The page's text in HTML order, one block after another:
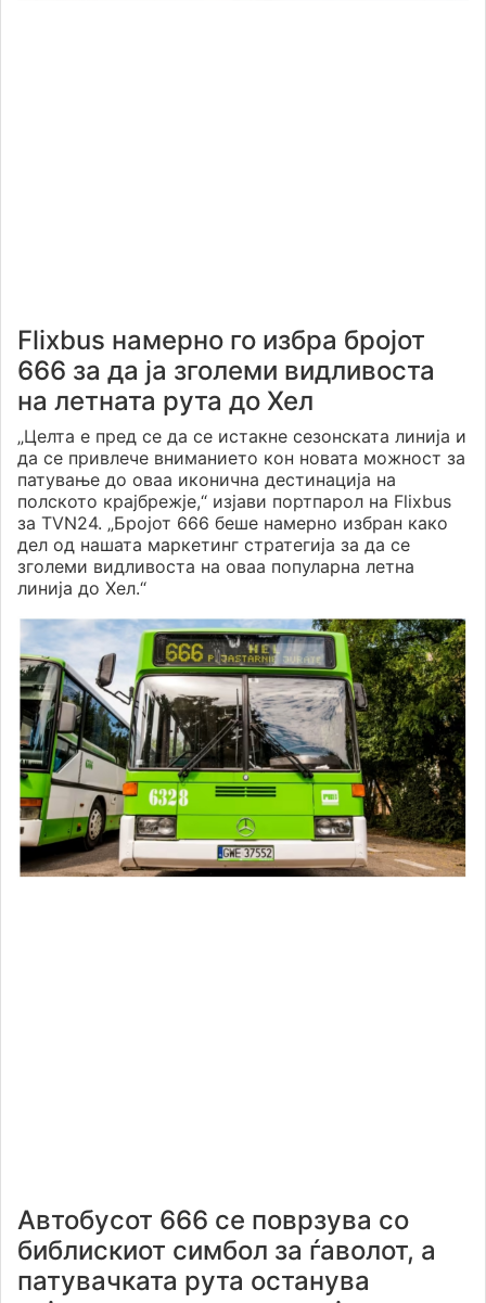
Flixbus намерно го избра бројот
666 за да ја зголеми видливоста
на летната рута до Хел
„Целта е пред се да се истакне сезонската линија и
да се привлече вниманието кон новата можност за
патување до оваа иконична дестинација на
полското крајбрежје,“ изјави портпарол на Flixbus
за TVN24. „Бројот 666 беше намерно избран како
дел од нашата маркетинг стратегија за да се
зголеми видливоста на оваа популарна летна
линија до Хел.“
Автобусот 666 се поврзува со
библискиот симбол за ѓаволот, а
патувачката рута останува